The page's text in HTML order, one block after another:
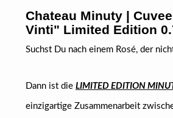
Chateau Minuty |
Vinti" Limited Edition
Suchst Du nach einem Rosé, der
Dann ist die LIMITED EDITION
einzigartige Zusammenarbeit